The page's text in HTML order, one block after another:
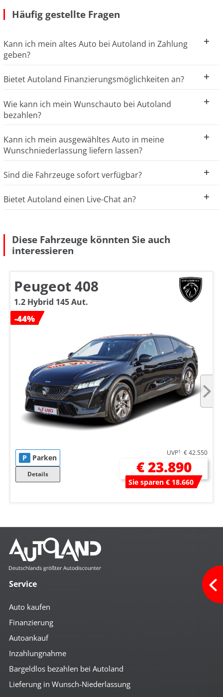
Häufig gestellte Fragen
Kann ich mein altes Auto bei Autoland in Zahlung
geben?
Bietet Autoland Finanzierungsmöglichkeiten an?
Wie kann ich mein Wunschauto bei Autoland
bezahlen?
Kann ich mein ausgewähltes Auto in meine
Wunschniederlassung liefern lassen?
Sind die Fahrzeuge sofort verfügbar?
Bietet Autoland einen Live-Chat an?
Diese Fahrzeuge könnten Sie auch
interessieren
Peugeot 408
1.2 Hybrid 145 Aut.
-44%
P Parken
Details
UVP1 € 42.550
€ 23.890
Sie sparen € 18.660
Service
Auto kaufen
Finanzierung
Autoankauf
Inzahlungnahme
Bargeldlos bezahlen bei Autoland
Lieferung in Wunsch-Niederlassung